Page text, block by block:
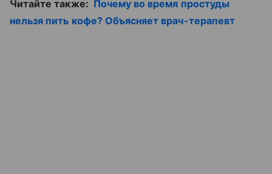
Читайте также: Почему во время простуды
нельзя пить кофе? Объясняет врач-терапевт